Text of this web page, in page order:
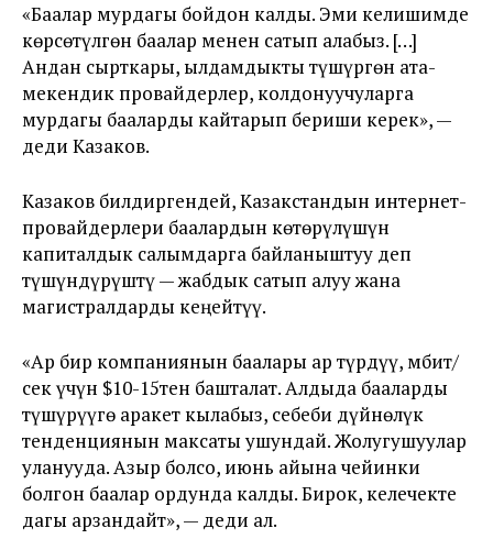
«Баалар мурдагы бойдон калды. Эми келишимде
көрсөтүлгөн баалар менен сатып алабыз. […]
Андан сырткары, ылдамдыкты түшүргөн ата-
мекендик провайдерлер, колдонуучуларга
мурдагы бааларды кайтарып бериши керек», —
деди Казаков.
Казаков билдиргендей, Казакстандын интернет-
провайдерлери баалардын көтөрүлүшүн
капиталдык салымдарга байланыштуу деп
түшүндүрүштү — жабдык сатып алуу жана
магистралдарды кеңейтүү.
«Ар бир компаниянын баалары ар түрдүү, мбит/
сек үчүн $10-15тен башталат. Алдыда бааларды
түшүрүүгө аракет кылабыз, себеби дүйнөлүк
тенденциянын максаты ушундай. Жолугушуулар
уланууда. Азыр болсо, июнь айына чейинки
болгон баалар ордунда калды. Бирок, келечекте
дагы арзандайт», — деди ал.